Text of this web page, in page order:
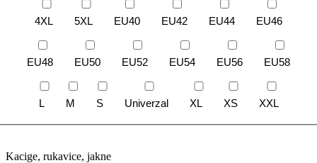
4XL 5XL EU40 EU42 EU44 EU46
EU48 EU50 EU52 EU54 EU56 EU58
L M S Univerzal XL XS XXL
Kacige, rukavice, jakne